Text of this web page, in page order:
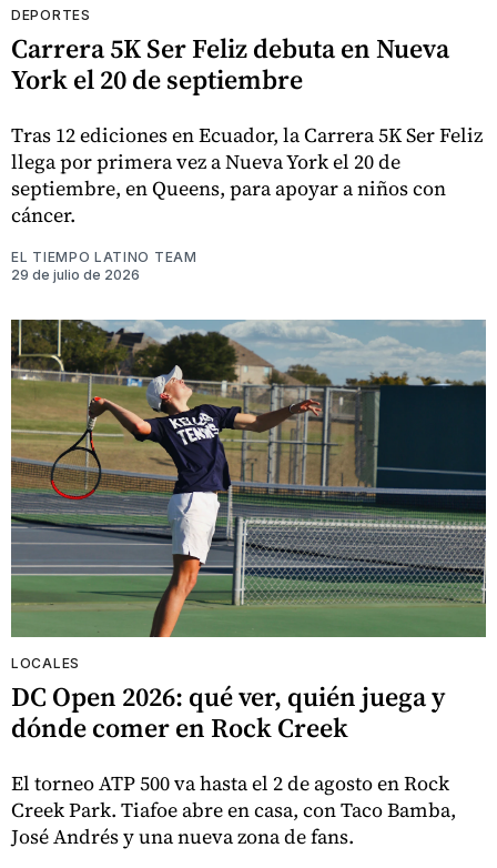
DEPORTES
Carrera 5K Ser Feliz debuta en Nueva
York el 20 de septiembre
Tras 12 ediciones en Ecuador, la Carrera 5K Ser Feliz
llega por primera vez a Nueva York el 20 de
septiembre, en Queens, para apoyar a niños con
cáncer.
EL TIEMPO LATINO TEAM
29 de julio de 2026
LOCALES
DC Open 2026: qué ver, quién juega y
dónde comer en Rock Creek
El torneo ATP 500 va hasta el 2 de agosto en Rock
Creek Park. Tiafoe abre en casa, con Taco Bamba,
José Andrés y una nueva zona de fans.